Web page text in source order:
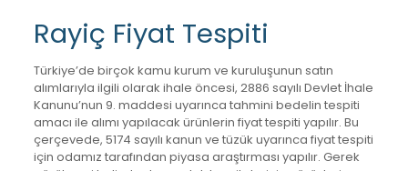
Rayiç Fiyat Tespiti
Türkiye’de birçok kamu kurum ve kuruluşunun satın
alımlarıyla ilgili olarak ihale öncesi, 2886 sayılı Devlet İhale
Kanunu’nun 9. maddesi uyarınca tahmini bedelin tespiti
amacı ile alımı yapılacak ürünlerin fiyat tespiti yapılır. Bu
çerçevede, 5174 sayılı kanun ve tüzük uyarınca fiyat tespiti
için odamız tarafından piyasa araştırması yapılır. Gerek